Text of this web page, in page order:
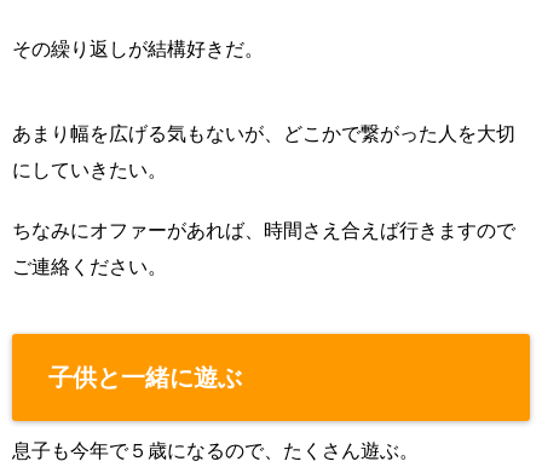
その繰り返しが結構好きだ。
あまり幅を広げる気もないが、どこかで繋がった人を大切
にしていきたい。
ちなみにオファーがあれば、時間さえ合えば行きますので
ご連絡ください。
子供と一緒に遊ぶ
息子も今年で５歳になるので、たくさん遊ぶ。